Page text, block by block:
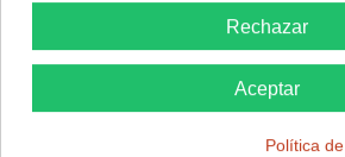
Rechazar
Aceptar
Política